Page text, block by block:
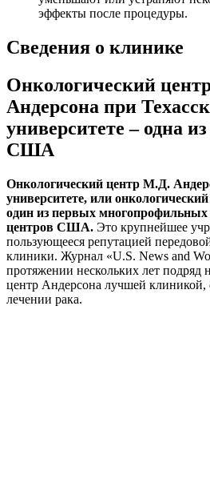
эффекты после процедуры.
Сведения о клинике
Онкологический
Андерсона при
университете – одна
США
Онкологический центр М.Д.
университете, или
один из первых многопрофильных
центров США. Это крупнейшее
пользующееся репутацией
клиники. Журнал «U.S. News and
протяжении нескольких лет подряд
центр Андерсона лучшей
лечении рака.